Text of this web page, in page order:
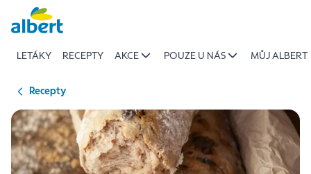
Přeskočit
LETÁKY RECEPTY AKCE POUZE U NÁS MŮJ ALBERT
Recepty